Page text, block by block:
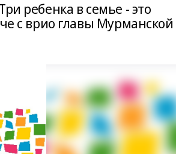
ребенка в семье - это
с врио главы Мурманской